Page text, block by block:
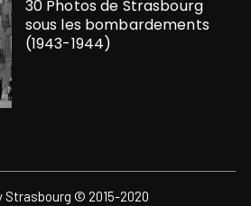
30 Photos de Strasbourg
sous les bombardements
(1943-1944)
Strasbourg © 2015-2020